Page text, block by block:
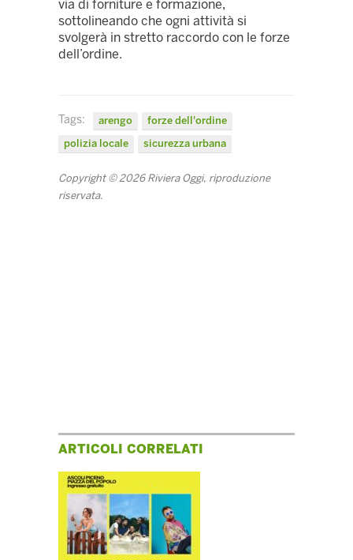
via di forniture e formazione,
sottolineando che ogni attività si
svolgerà in stretto raccordo con le forze
dell’ordine.
Tags: arengo
forze dell'ordine
polizia locale
sicurezza urbana
Copyright © 2026 Riviera Oggi, riproduzione
riservata.
ARTICOLI CORRELATI